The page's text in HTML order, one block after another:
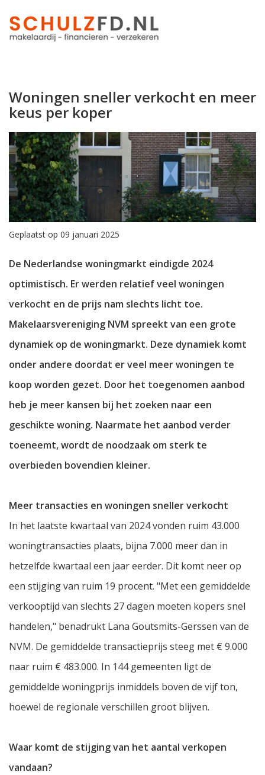
Woningen sneller verkocht en meer
keus per koper
Geplaatst op 09 januari 2025
De Nederlandse woningmarkt eindigde 2024
optimistisch. Er werden relatief veel woningen
verkocht en de prijs nam slechts licht toe.
Makelaarsvereniging NVM spreekt van een grote
dynamiek op de woningmarkt. Deze dynamiek komt
onder andere doordat er veel meer woningen te
koop worden gezet. Door het toegenomen aanbod
heb je meer kansen bij het zoeken naar een
geschikte woning. Naarmate het aanbod verder
toeneemt, wordt de noodzaak om sterk te
overbieden bovendien kleiner.
Meer transacties en woningen sneller verkocht
In het laatste kwartaal van 2024 vonden ruim 43.000
woningtransacties plaats, bijna 7.000 meer dan in
hetzelfde kwartaal een jaar eerder. Dit komt neer op
een stijging van ruim 19 procent. "Met een gemiddelde
verkooptijd van slechts 27 dagen moeten kopers snel
handelen," benadrukt Lana Goutsmits-Gerssen van de
NVM. De gemiddelde transactieprijs steeg met € 9.000
naar ruim € 483.000. In 144 gemeenten ligt de
gemiddelde woningprijs inmiddels boven de vijf ton,
hoewel de regionale verschillen groot blijven.
Waar komt de stijging van het aantal verkopen
vandaan?